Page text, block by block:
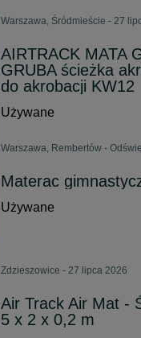
Warszawa, Śródmieście - 27
AIRTRACK MATA
GRUBA ścieżka
do akrobacji KW12
Używane
Warszawa, Rembertów -
Materac
Używane
Zdzieszowice - 27 lipca 2026
Air Track Air Mat -
5 x 2 x 0,2 m